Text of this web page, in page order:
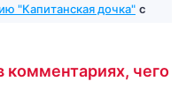
"Капитанская дочка" с
чего